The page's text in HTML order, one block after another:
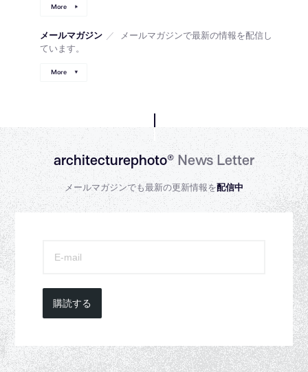
More
メールマガジン ／
メールマガジンで最新の情報を配信し
ています。
More
architecturephoto®News Letter
メールマガジンでも最新の更新情報を配信中
購読する